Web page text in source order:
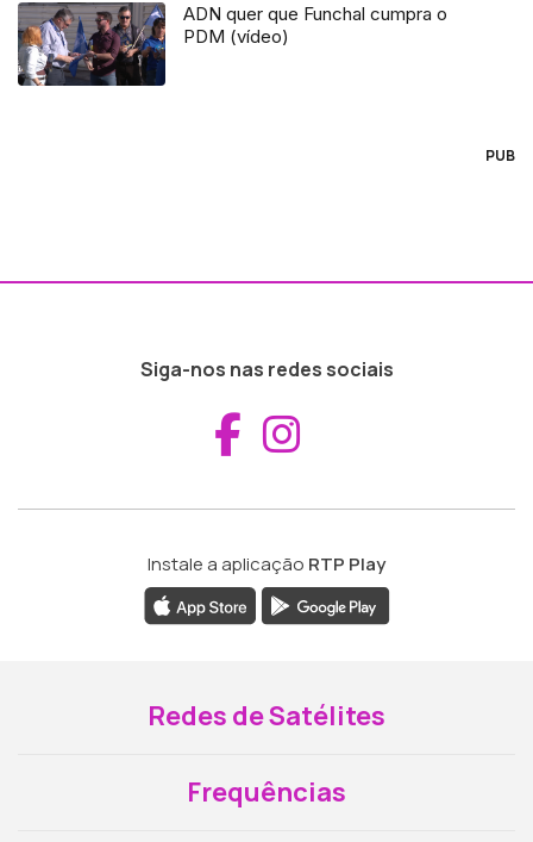
ADN quer que Funchal cumpra o
PDM (vídeo)
PUB
Siga-nos nas redes sociais
Aceder ao
Instale a aplicação RTP Play
Redes de Satélites
Frequências